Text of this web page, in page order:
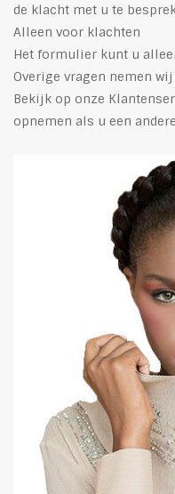
de klacht met u te
Alleen voor klachten
Het formulier kunt u
Overige vragen nemen
Bekijk op onze
opnemen als u een